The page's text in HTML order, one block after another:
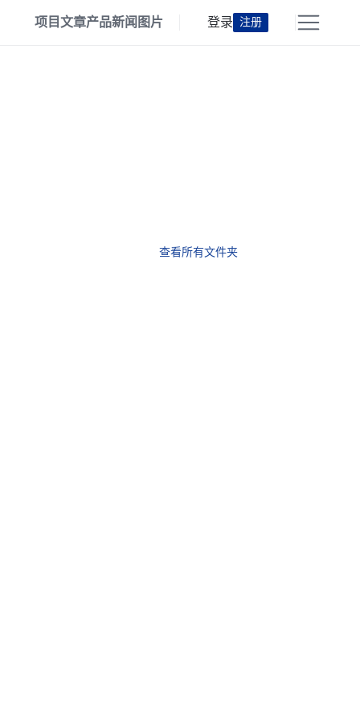
项目文章产品新闻 图片 登录 注册
查看所有文件夹